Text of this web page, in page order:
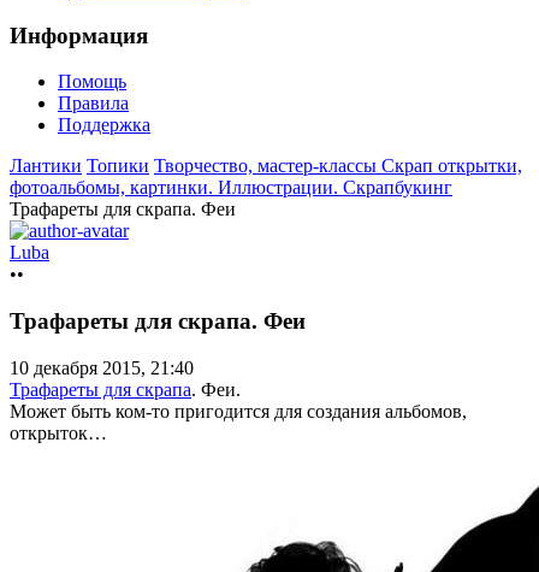
Информация
Помощь
Правила
Поддержка
Лантики Топики Творчество, мастер-классы Скрап открытки,
фотоальбомы, картинки. Иллюстрации. Cкрапбукинг
Трафареты для скрапа. Феи
Luba
••
Трафареты для скрапа. Феи
10 декабря 2015, 21:40
Трафареты для скрапа. Феи.
Может быть ком-то пригодится для создания альбомов,
открыток…